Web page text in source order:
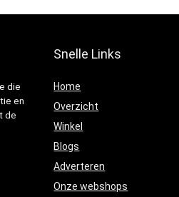
die
en
de
Snelle Links
Home
Overzicht
Winkel
Blogs
Adverteren
Onze webshops